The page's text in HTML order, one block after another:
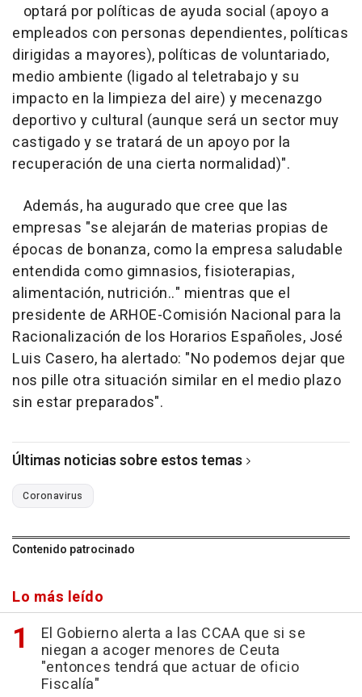
optará por políticas de ayuda social (apoyo a
empleados con personas dependientes, políticas
dirigidas a mayores), políticas de voluntariado,
medio ambiente (ligado al teletrabajo y su
impacto en la limpieza del aire) y mecenazgo
deportivo y cultural (aunque será un sector muy
castigado y se tratará de un apoyo por la
recuperación de una cierta normalidad)".
Además, ha augurado que cree que las
empresas "se alejarán de materias propias de
épocas de bonanza, como la empresa saludable
entendida como gimnasios, fisioterapias,
alimentación, nutrición.." mientras que el
presidente de ARHOE-Comisión Nacional para la
Racionalización de los Horarios Españoles, José
Luis Casero, ha alertado: "No podemos dejar que
nos pille otra situación similar en el medio plazo
sin estar preparados".
Últimas noticias sobre estos temas
Coronavirus
Contenido patrocinado
Lo más leído
El Gobierno alerta a las CCAA que si se
niegan a acoger menores de Ceuta
"entonces tendrá que actuar de oficio
Fiscalía"